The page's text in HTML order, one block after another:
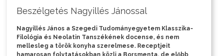
Beszélgetés Nagyillés Jánossal
Nagyillés János a Szegedi Tudományegyetem Klasszika-
Filológia és Neolatin Tanszékének docense, és nem
mellesleg a török konyha szerelmese. Receptjeit
hamarosan folytatásokban közli a Borsmenta, de előbb